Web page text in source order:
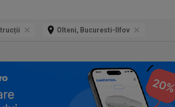
Olteni, Bucuresti-Ilfov